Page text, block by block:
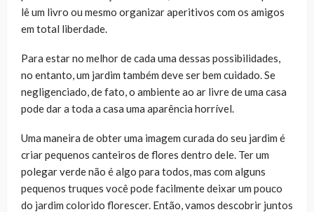
lê um livro ou mesmo organizar aperitivos com os amigos
em total liberdade.
Para estar no melhor de cada uma dessas possibilidades,
no entanto, um jardim também deve ser bem cuidado. Se
negligenciado, de fato, o ambiente ao ar livre de uma casa
pode dar a toda a casa uma aparência horrível.
Uma maneira de obter uma imagem curada do seu jardim é
criar pequenos canteiros de flores dentro dele. Ter um
polegar verde não é algo para todos, mas com alguns
pequenos truques você pode facilmente deixar um pouco
do jardim colorido florescer. Então, vamos descobrir juntos